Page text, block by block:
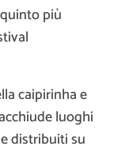
più
caipirinha e
luoghi
distribuiti su